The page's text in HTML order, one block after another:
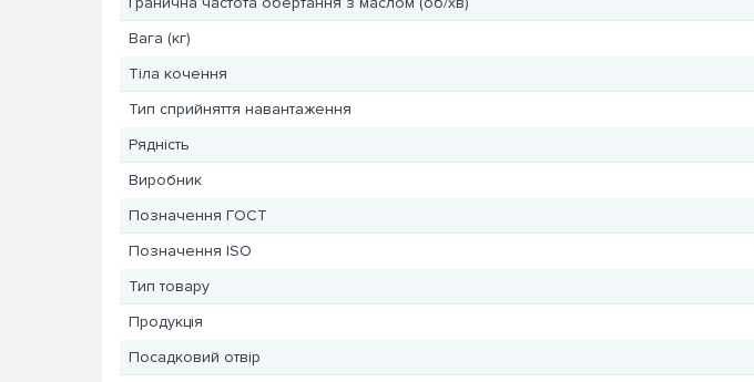
Вага (кг)
Тіла кочення
Тип сприйняття навантаження
Рядність
Виробник
Позначення ГОСТ
Позначення ISO
Тип товару
Продукція
Посадковий отвір